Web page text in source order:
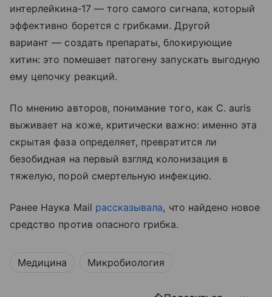
интерлейкина‑17 — того самого сигнала, который
эффективно борется с грибками. Другой
вариант — создать препараты, блокирующие
хитин: это помешает патогену запускать выгодную
ему цепочку реакций.
По мнению авторов, понимание того, как C. auris
выживает на коже, критически важно: именно эта
скрытая фаза определяет, превратится ли
безобидная на первый взгляд колонизация в
тяжелую, порой смертельную инфекцию.
Ранее Наука Mail рассказывала, что найдено новое
средство против опасного грибка.
Медицина Микробиология